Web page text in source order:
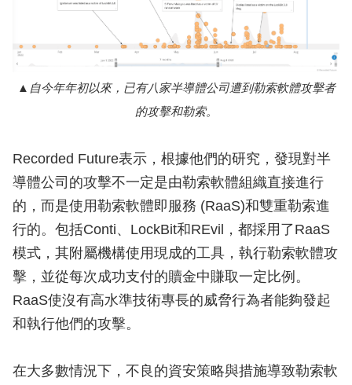
自今年年初以來，已有八家半導體公司遭到勒索軟體攻擊者
的攻擊和勒索。
Recorded Future表示，根據他們的研究，發現對半
導體公司的攻擊不一定是由勒索軟體組織直接進行
的，而是使用勒索軟體即服務 (RaaS)和雙重勒索進
行的。包括Conti、LockBit和REvil，都採用了RaaS
模式，其附屬機構使用現成的工具，執行勒索軟體攻
擊，並從每次成功支付的贖金中賺取一定比例。
RaaS使沒有高水準技術專長的威脅行為者能夠發起
和執行他們的攻擊。
在大多數情況下，不良的資安策略與措施導致勒索軟